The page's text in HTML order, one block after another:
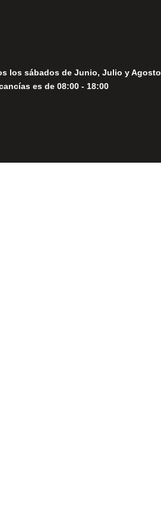
los sábados de Junio, Julio y Agosto
es de 08:00 - 18:00